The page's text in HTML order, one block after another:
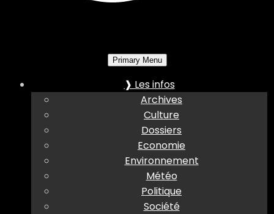
Primary Menu
❱ Les infos
Archives
Culture
Dossiers
Economie
Environnement
Météo
Politique
Société